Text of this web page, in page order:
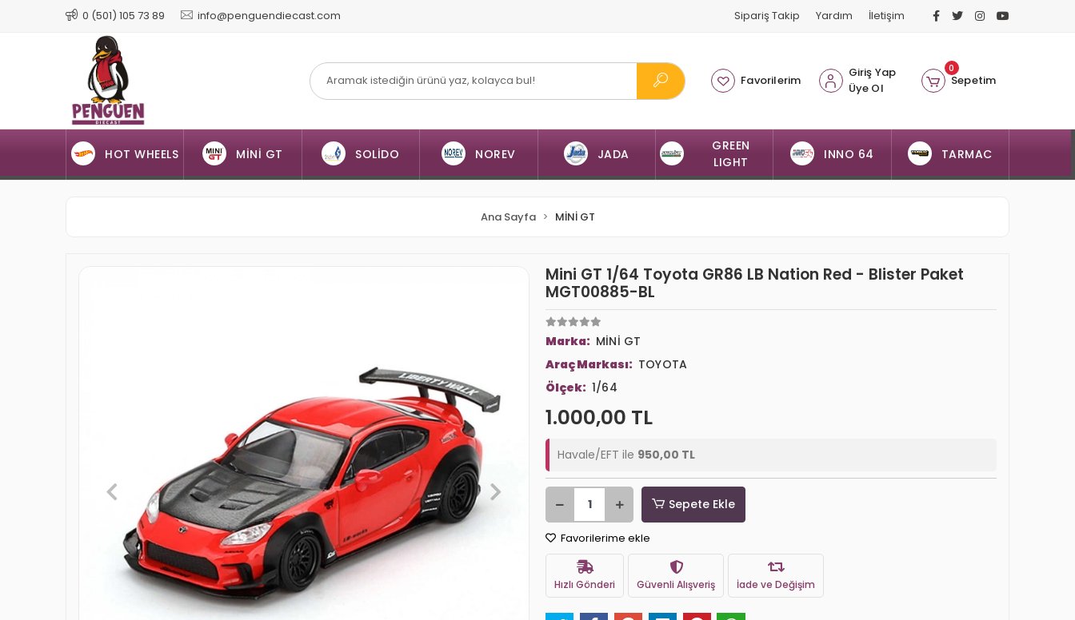
0 (501) 105 73 89 info@penguendiecast.com Sipariş Takip Yardım İletişim
Favorilerim
Giriş Yap
Üye Ol
0
Sepetim
HOT WHEELS MİNİ GT SOLİDO NOREV JADA
GREEN
LIGHT
INNO 64 TARMAC
Ana Sayfa MİNİ GT
Mini GT 1/64 Toyota GR86 LB Nation Red - Blister Paket
MGT00885-BL
Marka: MİNİ GT
Araç Markası: TOYOTA
Ölçek: 1/64
1.000,00 TL
Havale/EFT ile 950,00 TL
Sepete Ekle
Favorilerime ekle
Hızlı Gönderi Güvenli Alışveriş İade ve Değişim